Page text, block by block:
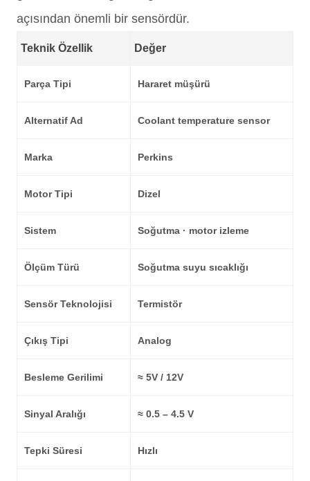
açısından önemli bir sensördür.
Teknik Özellik Değer
Parça Tipi Hararet müşürü
Alternatif Ad Coolant temperature sensor
Marka Perkins
Motor Tipi Dizel
Sistem Soğutma · motor izleme
Ölçüm Türü Soğutma suyu sıcaklığı
Sensör Teknolojisi Termistör
Çıkış Tipi Analog
Besleme Gerilimi ≈ 5V / 12V
Sinyal Aralığı ≈ 0.5 – 4.5 V
Tepki Süresi Hızlı